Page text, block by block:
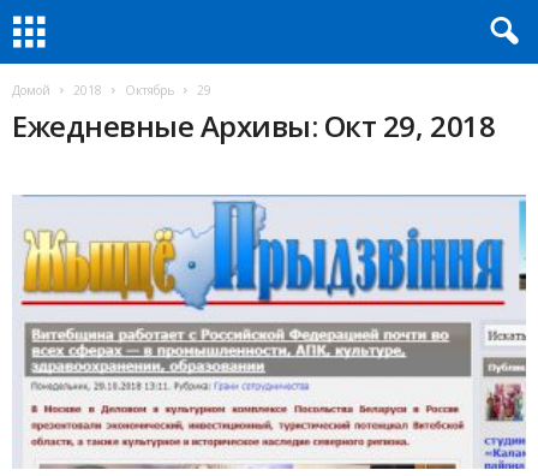
Домой 2018 Октябрь 29
Ежедневные Архивы: Окт 29, 2018